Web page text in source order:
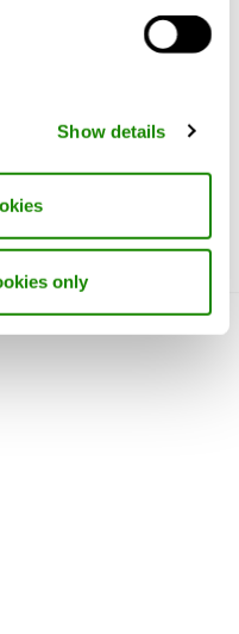
Show details
only